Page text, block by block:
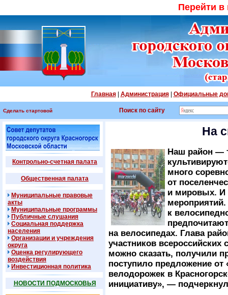
Перейти
Главная| Администрация| Официальные
Сделать стартовой Поиск по сайту
Контрольно-счетная палата
Общественная палата
Муниципальные правовые
акты
Муниципальные программы
Публичные слушания
Социальная поддержка
населения
Организации и учреждения
округа
Оценка регулирующего
воздействия
Инвестиционная политика
НОВОСТИ ПОДМОСКОВЬЯ
На
Наш район —
много
от
и мировых. И
к
на велосипедах. Глава
участников
можно сказать, получили
поступило предложение от
велодорожек в
инициативу», —